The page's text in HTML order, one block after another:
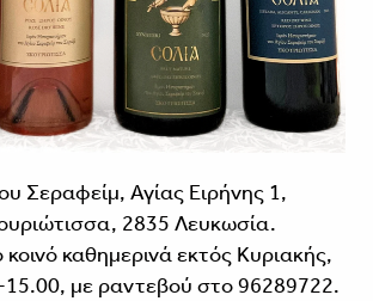
Σεραφείμ, Αγίας Ειρήνης 1,
2835 Λευκωσία.
κοινό καθημερινά εκτός Κυριακής,
με ραντεβού στο 96289722.